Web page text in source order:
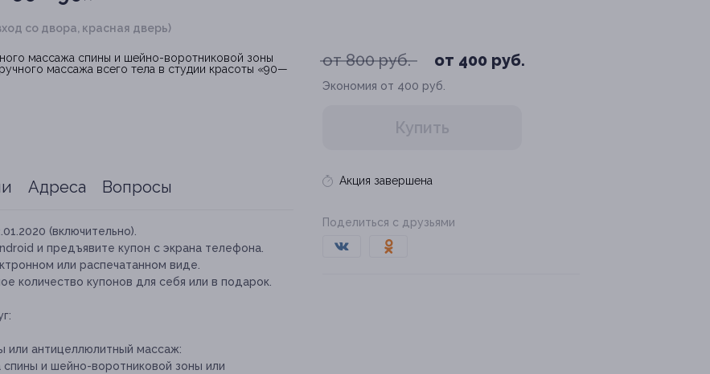
со двора, красная дверь)
от 800 руб. от 400 руб.
Экономия от 400 руб.
Купить
Акция завершена
Поделиться с друзьями
Адреса Вопросы
(включительно).
и предъявите купон с экрана телефона.
или распечатанном виде.
количество купонов для себя или в подарок.
или антицеллюлитный массаж:
и шейно-воротниковой зоны или